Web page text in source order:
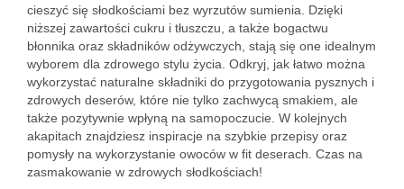
cieszyć się słodkościami bez wyrzutów sumienia. Dzięki
niższej zawartości cukru i tłuszczu, a także bogactwu
błonnika oraz składników odżywczych, stają się one idealnym
wyborem dla zdrowego stylu życia. Odkryj, jak łatwo można
wykorzystać naturalne składniki do przygotowania pysznych i
zdrowych deserów, które nie tylko zachwycą smakiem, ale
także pozytywnie wpłyną na samopoczucie. W kolejnych
akapitach znajdziesz inspiracje na szybkie przepisy oraz
pomysły na wykorzystanie owoców w fit deserach. Czas na
zasmakowanie w zdrowych słodkościach!